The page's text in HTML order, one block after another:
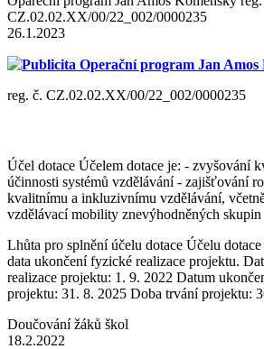
CZ.02.02.XX/00/22_002/0000235
26.1.2023
Publicita Operační program Jan Amos
reg. č. CZ.02.02.XX/00/22_002/0000235
Účel dotace Účelem dotace je: - zvyšování
účinnosti systémů vzdělávání - zajišťování
kvalitnímu a inkluzivnímu vzdělávání,
vzdělávací mobility znevýhodněných skupin
Lhůta pro splnění účelu dotace Účelu
data ukončení fyzické realizace projektu.
realizace projektu: 1. 9. 2022 Datum
projektu: 31. 8. 2025 Doba trvání projektu:
Doučování žáků škol
18.2.2022